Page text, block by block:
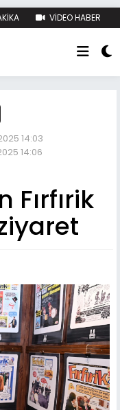
VİDEO HABER
14:03
14:06